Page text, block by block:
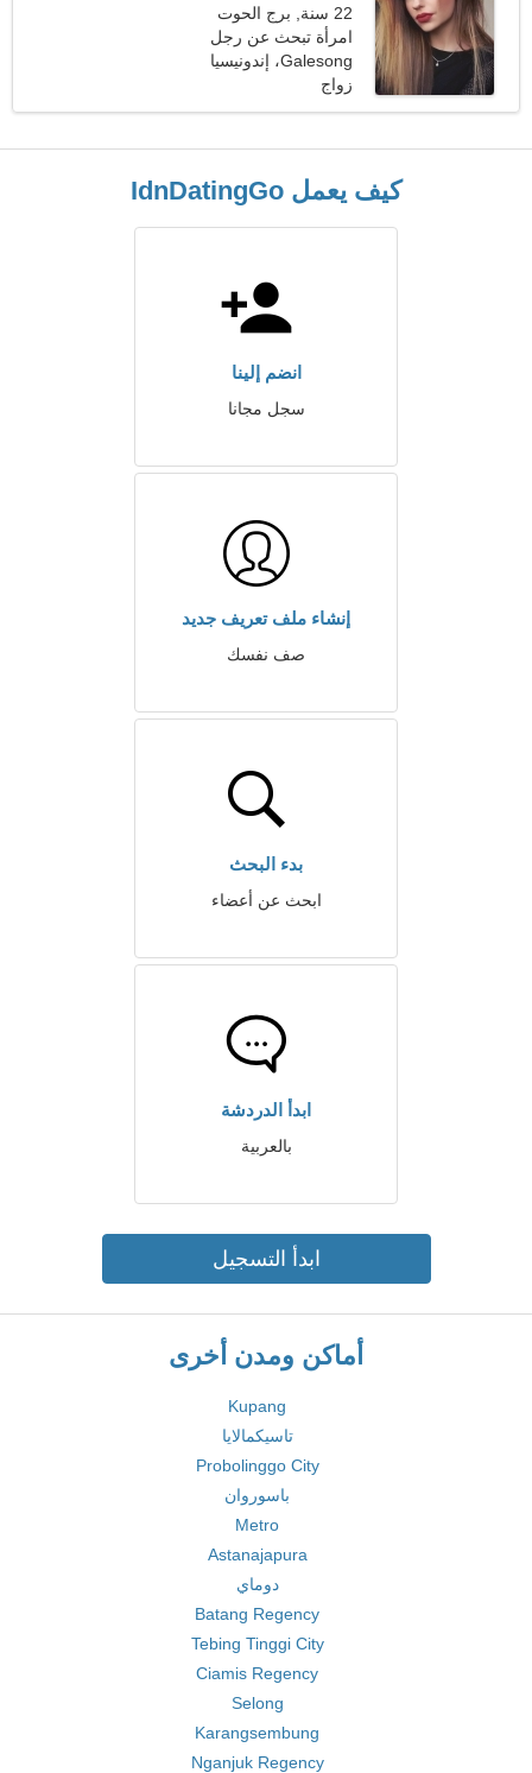
22 سنة, برج الحوت
امرأة تبحث عن رجل
Galesong، إندونيسيا
زواج
كيف يعمل IdnDatingGo
انضم إلينا
سجل مجانا
إنشاء ملف تعريف جديد
صف نفسك
بدء البحث
ابحث عن أعضاء
ابدأ الدردشة
بالعربية
ابدأ التسجيل
أماكن ومدن أخرى
Kupang
تاسيكمالايا
Probolinggo City
باسوروان
Metro
Astanajapura
دوماي
Batang Regency
Tebing Tinggi City
Ciamis Regency
Selong
Karangsembung
Nganjuk Regency